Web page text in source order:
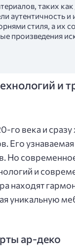
таких как
аутентичность и
стиля, а их
произведения
и
го века и
Его узнаваемая
Но
и
находят
уникальную
ар-деко